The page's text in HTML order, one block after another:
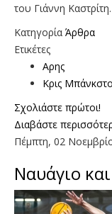
του Γιάννη Καστρίτη.
Κατηγορία Άρθρα
Ετικέτες
Αρης
Κρις
Σχολιάστε πρώτοι!
Διαβάστε
Πέμπτη, 02
Ναυάγιο